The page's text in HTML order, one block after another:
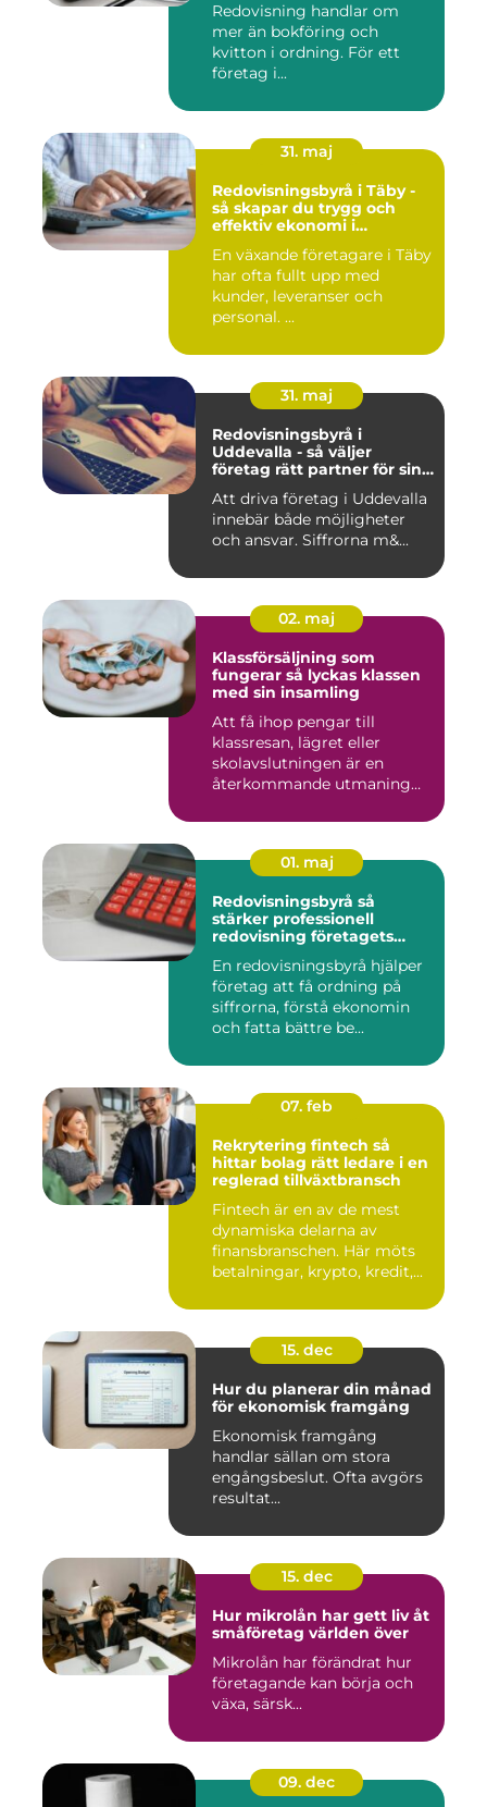
Redovisning handlar om
mer än bokföring och
kvitton i ordning. För ett
företag i...
31. maj
Redovisningsbyrå i Täby -
så skapar du trygg och
effektiv ekonomi i
En växande företagare i Täby
har ofta fullt upp med
kunder, leveranser och
personal. ...
31. maj
Redovisningsbyrå i
Uddevalla - så väljer
företag rätt partner för sin
Att driva företag i Uddevalla
innebär både möjligheter
och ansvar. Siffrorna m&...
02. maj
Klassförsäljning som
fungerar så lyckas klassen
med sin insamling
Att få ihop pengar till
klassresan, lägret eller
skolavslutningen är en
återkommande utmaning
01. maj
Redovisningsbyrå så
stärker professionell
redovisning företagets
En redovisningsbyrå hjälper
företag att få ordning på
siffrorna, förstå ekonomin
och fatta bättre be...
07. feb
Rekrytering fintech så
hittar bolag rätt ledare i en
reglerad tillväxtbransch
Fintech är en av de mest
dynamiska delarna av
finansbranschen. Här möts
betalningar, krypto, kredit,...
15. dec
Hur du planerar din månad
för ekonomisk framgång
Ekonomisk framgång
handlar sällan om stora
engångsbeslut. Ofta avgörs
resultat...
15. dec
Hur mikrolån har gett liv åt
småföretag världen över
Mikrolån har förändrat hur
företagande kan börja och
växa, särsk...
09. dec